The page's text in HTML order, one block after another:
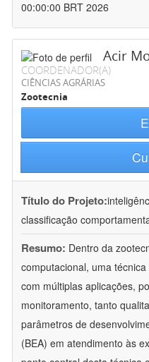
00:00:00 BRT 2026
Acir
COORDENADOR(A)
CIÊNCIAS AGRÁRIAS
Zootecnia
Título do Projeto:
classificação
Resumo: Dentro da
computacional, uma
com múltiplas aplicações,
monitoramento, tanto
parâmetros de
(BEA) em atendimento às